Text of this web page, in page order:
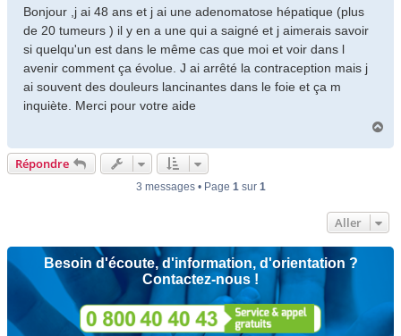
s
g
e
Bonjour ,j ai 48 ans et j ai une adenomatose hépatique (plus
de 20 tumeurs ) il y en a une qui a saigné et j aimerais savoir
si quelqu'un est dans le même cas que moi et voir dans l
avenir comment ça évolue. J ai arrêté la contraception mais j
ai souvent des douleurs lancinantes dans le foie et ça m
inquiète. Merci pour votre aide
Répondre
3 messages • Page 1sur 1
Aller
Besoin d'écoute, d'information, d'orientation ?
Contactez-nous !